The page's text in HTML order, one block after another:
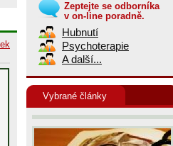
Zeptejte se odborníka
v on-line poradně.
Hubnutí
Psychoterapie
A další...
Vybrané články